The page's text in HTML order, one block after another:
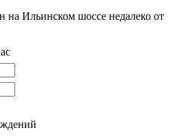
на Ильинском шоссе недалеко от